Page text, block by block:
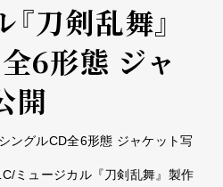
刀剣乱舞』
6形態 ジャ
開
ングルCD全6形態 ジャケット写
ミュージカル『刀剣乱舞』製作